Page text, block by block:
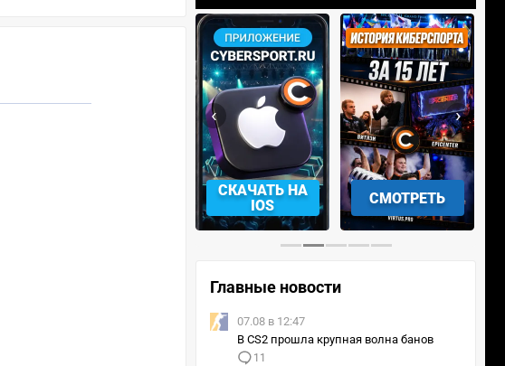
СКАЧАТЬ НА
IOS
СМОТРЕТЬ
‹ ›
Главные новости
07.08 в 12:47
В CS2 прошла крупная волна банов
11